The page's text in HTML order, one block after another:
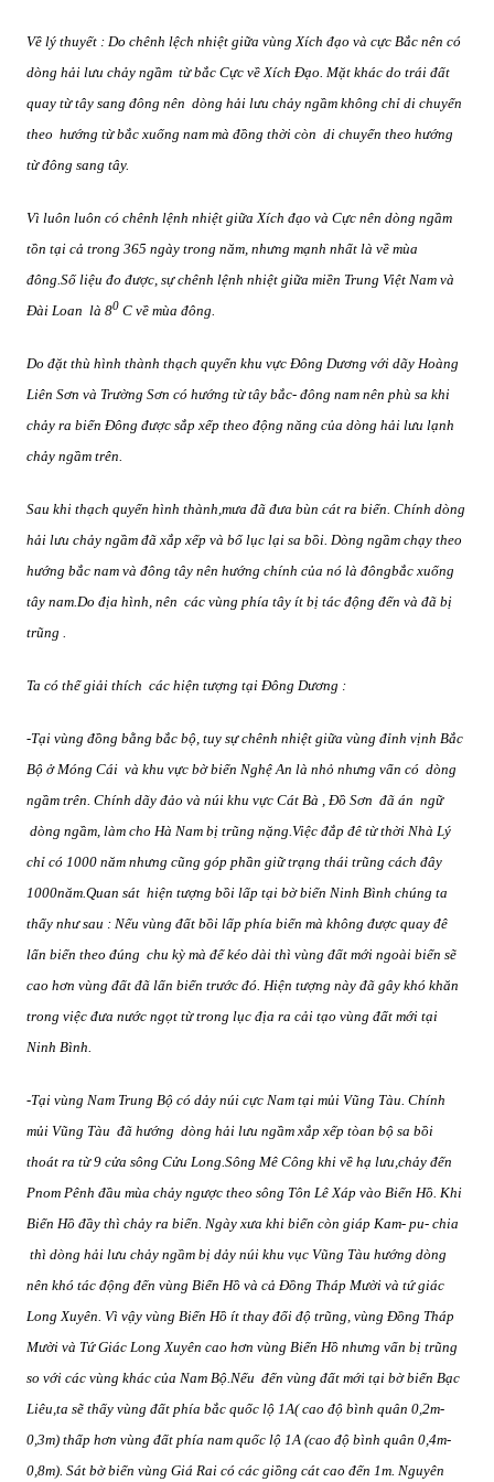
Về lý thuyết : Do chênh lệch nhiệt giữa vùng Xích đạo và cực Bắc nên có
dòng hải lưu chảy ngầm từ bắc Cực về Xích Đạo. Mặt khác do trái đất
quay từ tây sang đông nên dòng hải lưu chảy ngầm không chỉ di chuyển
theo hướng từ bắc xuống nam mà đồng thời còn di chuyển theo hướng
từ đông sang tây.
Vì luôn luôn có chênh lệnh nhiệt giữa Xích đạo và Cực nên dòng ngầm
tồn tại cả trong 365 ngày trong năm, nhưng mạnh nhất là về mùa
đông.Số liệu đo được, sự chênh lệnh nhiệt giữa miền Trung Việt Nam và
Đài Loan là 80 C về mùa đông.
Do đặt thù hình thành thạch quyển khu vực Đông Dương với dãy Hoàng
Liên Sơn và Trường Sơn có hướng từ tây bắc- đông nam nên phù sa khi
chảy ra biển Đông được sắp xếp theo động năng của dòng hải lưu lạnh
chảy ngầm trên.
Sau khi thạch quyển hình thành,mưa đã đưa bùn cát ra biển. Chính dòng
hải lưu chảy ngầm đã xắp xếp và bố lục lại sa bồi. Dòng ngầm chạy theo
hướng bắc nam và đông tây nên hướng chính của nó là đôngbắc xuống
tây nam.Do địa hình, nên các vùng phía tây ít bị tác động đến và đã bị
trũng .
Ta có thể giải thích các hiện tượng tại Đông Dương :
-Tại vùng đồng bằng bắc bộ, tuy sự chênh nhiệt giữa vùng đỉnh vịnh Bắc
Bộ ở Móng Cái và khu vực bờ biển Nghệ An là nhỏ nhưng vẩn có dòng
ngầm trên. Chính dãy đảo và núi khu vực Cát Bà , Đồ Sơn đã án ngữ
dòng ngầm, làm cho Hà Nam bị trũng nặng.Việc đắp đê từ thời Nhà Lý
chỉ có 1000 năm nhưng cũng góp phần giữ trạng thái trũng cách đây
1000năm.Quan sát hiện tượng bồi lấp tại bờ biển Ninh Bình chúng ta
thấy như sau : Nếu vùng đất bồi lấp phía biển mà không được quay đê
lấn biển theo đúng chu kỳ mà để kéo dài thì vùng đất mới ngoài biển sẽ
cao hơn vùng đất đã lấn biển trước đó. Hiện tượng này đã gây khó khăn
trong việc đưa nước ngọt từ trong lục địa ra cải tạo vùng đất mới tại
Ninh Bình.
-Tại vùng Nam Trung Bộ có dảy núi cực Nam tại mủi Vũng Tàu. Chính
mủi Vũng Tàu đã hướng dòng hải lưu ngầm xắp xếp tòan bộ sa bồi
thoát ra từ 9 cửa sông Cửu Long.Sông Mê Công khi về hạ lưu,chảy đến
Pnom Pênh đầu mùa chảy ngược theo sông Tôn Lê Xáp vào Biển Hồ. Khi
Biển Hồ đầy thì chảy ra biển. Ngày xưa khi biển còn giáp Kam- pu- chia
thì dòng hải lưu chảy ngầm bị dảy núi khu vục Vũng Tàu hướng dòng
nên khó tác động đến vùng Biển Hồ và cả Đồng Tháp Mười và tứ giác
Long Xuyên. Vì vậy vùng Biển Hồ ít thay đổi độ trũng, vùng Đồng Tháp
Mười và Tứ Giác Long Xuyên cao hơn vùng Biển Hồ nhưng vẩn bị trũng
so với các vùng khác của Nam Bộ.Nếu đến vùng đất mới tại bờ biển Bạc
Liêu,ta sẽ thấy vùng đất phía bắc quốc lộ 1A( cao độ bình quân 0,2m-
0,3m) thấp hơn vùng đất phía nam quốc lộ 1A (cao độ bình quân 0,4m-
0,8m). Sát bờ biển vùng Giá Rai có các giồng cát cao đến 1m. Nguyên